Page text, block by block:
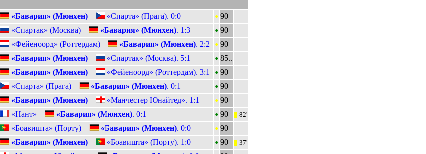
«Бавария» (Мюнхен)– «Спарта» (Прага). 0:0 • 90
«Спартак» (Москва) – «Бавария» (Мюнхен). 1:3 • 90
«Фейеноорд» (Роттердам) – «Бавария» (Мюнхен). 2:2 • 90
«Бавария» (Мюнхен)– «Спартак» (Москва). 5:1 • 85..
«Бавария» (Мюнхен)– «Фейеноорд» (Роттердам). 3:1 • 90
«Спарта» (Прага) – «Бавария» (Мюнхен). 0:1 • 90
«Бавария» (Мюнхен)– «Манчестер Юнайтед». 1:1 • 90
«Нант» – «Бавария» (Мюнхен). 0:1 • 90 82'
«Боавишта» (Порту) – «Бавария» (Мюнхен). 0:0 • 90
«Бавария» (Мюнхен)– «Боавишта» (Порту). 1:0 • 90 37'